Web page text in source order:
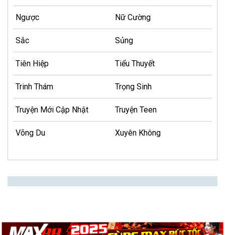
Ngược Nữ Cường
Sắc Sủng
Tiên Hiệp Tiểu Thuyết
Trinh Thám Trọng Sinh
Truyện Mới Cập Nhật Truyện Teen
Võng Du Xuyên Không